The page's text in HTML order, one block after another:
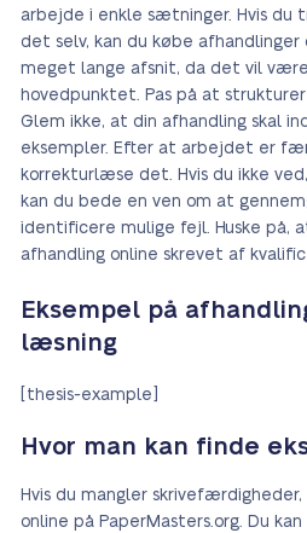
arbejde i enkle sætninger. Hvis du
det selv, kan du købe afhandlinger
meget lange afsnit, da det vil
hovedpunktet. Pas på at
Glem ikke, at din afhandling skal
eksempler. Efter at arbejdet er
korrekturlæse det. Hvis du ikke
kan du bede en ven om at
identificere mulige fejl. Huske på,
afhandling online skrevet af
Eksempel på
læsning
[thesis-example]
Hvor man kan finde
Hvis du mangler
online på PaperMasters.org. Du